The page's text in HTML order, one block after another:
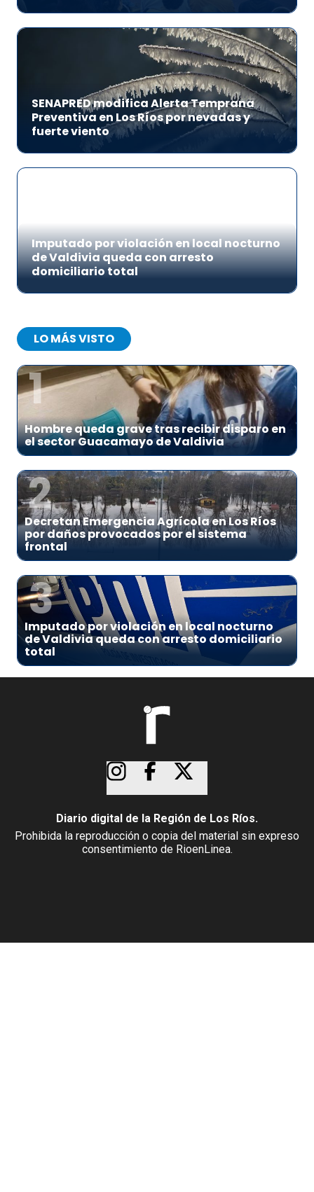
SENAPRED modifica Alerta Temprana
Preventiva en Los Ríos por nevadas y
fuerte viento
Imputado por violación en local nocturno
de Valdivia queda con arresto
domiciliario total
LO MÁS VISTO
1
Hombre queda grave tras recibir disparo en
el sector Guacamayo de Valdivia
2
Decretan Emergencia Agrícola en Los Ríos
por daños provocados por el sistema
frontal
3
Imputado por violación en local nocturno
de Valdivia queda con arresto domiciliario
total
Diario digital de la Región de Los Ríos.
Prohibida la reproducción o copia del material sin expreso
consentimiento de RioenLinea.